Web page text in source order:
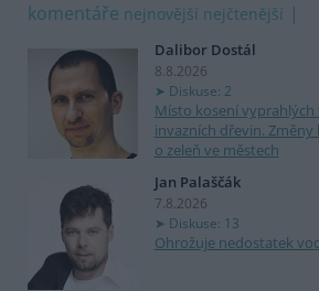
komentáře nejnovější nejčtenější
Dalibor Dostál
8.8.2026
Diskuse: 2
Místo kosení
invazních dřevin.
o zeleň ve městech
Jan Palaščák
7.8.2026
Diskuse: 13
Ohrožuje nedostatek